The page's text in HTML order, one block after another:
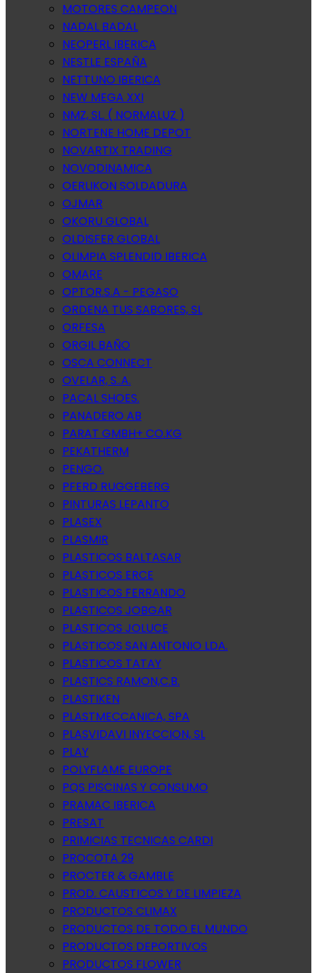
MOTORES CAMPEON
NADAL BADAL
NEOPERL IBERICA
NESTLE ESPAÑA
NETTUNO IBERICA
NEW MEGA XXI
NMZ, SL. ( NORMALUZ )
NORTENE HOME DEPOT
NOVARTIX TRADING
NOVODINAMICA
OERLIKON SOLDADURA
OJMAR
OKORU GLOBAL
OLDISFER GLOBAL
OLIMPIA SPLENDID IBERICA
OMARE
OPTOR.S.A - PEGASO
ORDENA TUS SABORES, SL
ORFESA
ORGIL BAÑO
OSCA CONNECT
OVELAR, S..A.
PACAL SHOES.
PANADERO AB
PARAT GMBH+ CO.KG
PEKATHERM
PENGO.
PFERD RUGGEBERG
PINTURAS LEPANTO
PLASEX
PLASMIR
PLASTICOS BALTASAR
PLASTICOS ERCE
PLASTICOS FERRANDO
PLASTICOS JOBGAR
PLASTICOS JOLUCE
PLASTICOS SAN ANTONIO LDA.
PLASTICOS TATAY
PLASTICS RAMON,C.B.
PLASTIKEN
PLASTMECCANICA, SPA
PLASVIDAVI INYECCION, SL
PLAY
POLYFLAME EUROPE
PQS PISCINAS Y CONSUMO
PRAMAC IBERICA
PRESAT
PRIMICIAS TECNICAS CARDI
PROCOTA 29
PROCTER & GAMBLE
PROD. CAUSTICOS Y DE LIMPIEZA
PRODUCTOS CLIMAX
PRODUCTOS DE TODO EL MUNDO
PRODUCTOS DEPORTIVOS
PRODUCTOS FLOWER